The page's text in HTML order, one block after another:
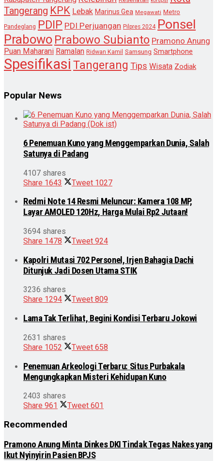
Tangerang KPK Lebak Marinus Gea Megawati Metro
Pandeglang PDIP PDI Perjuangan Pilpres 2024 Ponsel
Prabowo Prabowo Subianto Pramono Anung
Puan Maharani Ramalan Ridwan Kamil Samsung Smartphone
Spesifikasi Tangerang Tips Wisata Zodiak
Popular News
6 Penemuan Kuno yang Menggemparkan Dunia, Salah
Satunya di Padang
4107 shares
Share 1643 Tweet 1027
Redmi Note 14 Resmi Meluncur: Kamera 108 MP,
Layar AMOLED 120Hz, Harga Mulai Rp2 Jutaan!
3694 shares
Share 1478 Tweet 924
Kapolri Mutasi 702 Personel, Irjen Bahagia Dachi
Ditunjuk Jadi Dosen Utama STIK
3236 shares
Share 1294 Tweet 809
Lama Tak Terlihat, Begini Kondisi Terbaru Jokowi
2631 shares
Share 1052 Tweet 658
Penemuan Arkeologi Terbaru: Situs Purbakala
Mengungkapkan Misteri Kehidupan Kuno
2403 shares
Share 961 Tweet 601
Recommended
Pramono Anung Minta Dinkes DKI Tindak Tegas Nakes yang
Ikut Nyinyirin Pasien BPJS